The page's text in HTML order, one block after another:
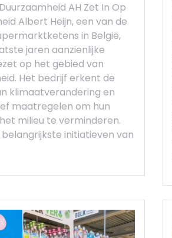
AH Zet In Op
Albert Heijn, een van de
in België,
jaren aanzienlijke
op het gebied van
Het bedrijf erkent de
klimaatverandering en
maatregelen om hun
milieu te verminderen.
belangrijkste initiatieven van